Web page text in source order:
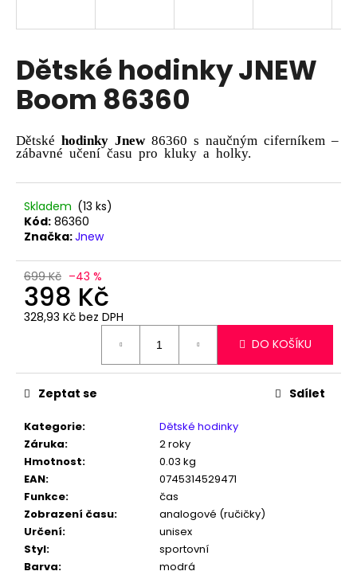
Dětské hodinky JNEW
Boom 86360
Dětské hodinky Jnew86360 s naučným ciferníkem –
zábavné učení času pro kluky a holky.
Skladem (13 ks)
Kód: 86360
Značka:Jnew
699 Kč –43 %
398 Kč
328,93 Kč bez DPH
DO KOŠÍKU
Kategorie:
Dětské hodinky
Záruka:
2 roky
Hmotnost:
0.03 kg
EAN:
0745314529471
Funkce:
čas
Zobrazení času:
analogové (ručičky)
Určení:
unisex
Styl:
sportovní
Barva:
modrá
Zeptat se Sdílet
í
t
?
HLEDAT
o
p
o
u
m
e
DÁMSKÉ
HODINKY
GTUP®
BELLISSIMA
1370
SKLADEM